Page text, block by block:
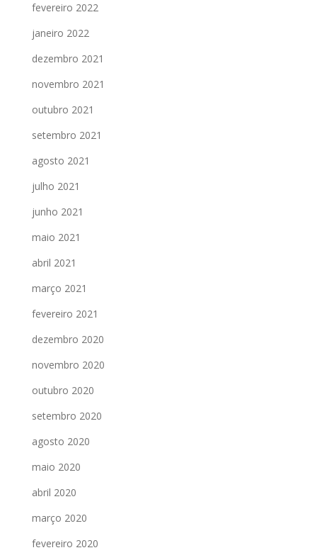
fevereiro 2022
janeiro 2022
dezembro 2021
novembro 2021
outubro 2021
setembro 2021
agosto 2021
julho 2021
junho 2021
maio 2021
abril 2021
março 2021
fevereiro 2021
dezembro 2020
novembro 2020
outubro 2020
setembro 2020
agosto 2020
maio 2020
abril 2020
março 2020
fevereiro 2020